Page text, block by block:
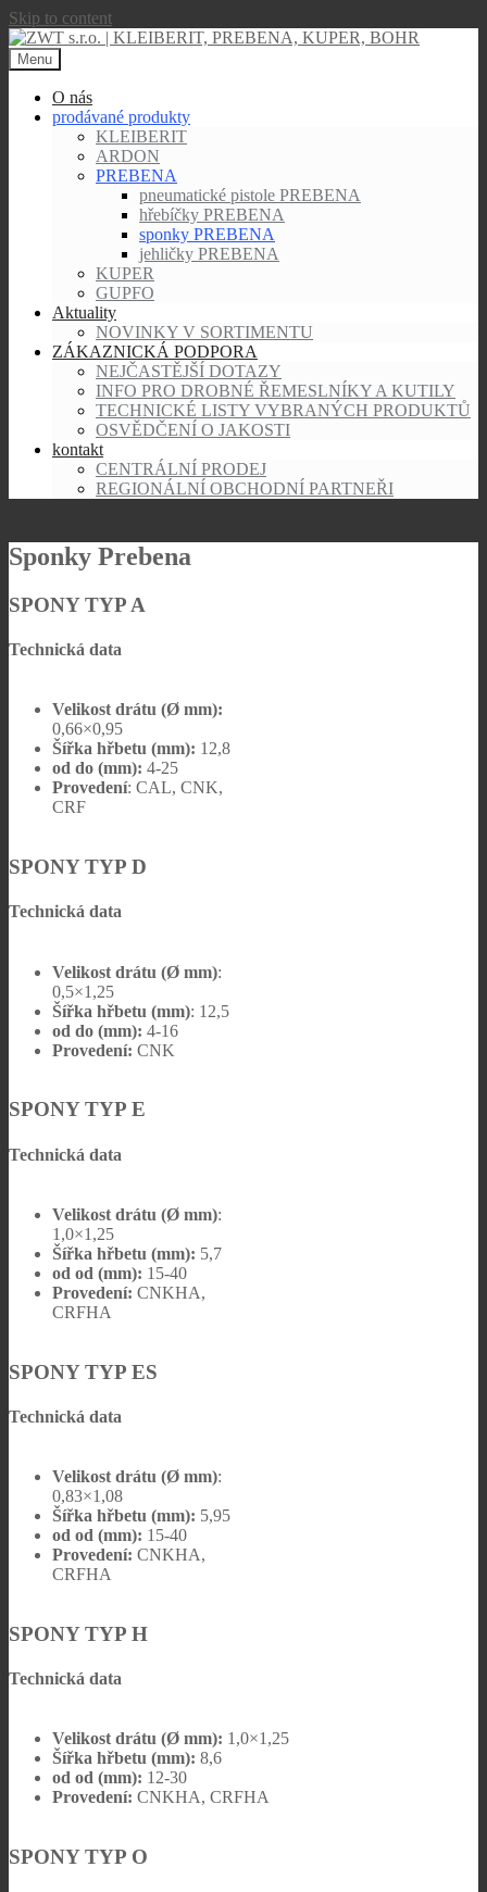
Skip to content
Menu
O nás
prodávané produkty
KLEIBERIT
ARDON
PREBENA
pneumatické pistole PREBENA
hřebíčky PREBENA
sponky PREBENA
jehličky PREBENA
KUPER
GUPFO
Aktuality
NOVINKY V SORTIMENTU
ZÁKAZNICKÁ PODPORA
NEJČASTĚJŠÍ DOTAZY
INFO PRO DROBNÉ ŘEMESLNÍKY A KUTILY
TECHNICKÉ LISTY VYBRANÝCH PRODUKTŮ
OSVĚDČENÍ O JAKOSTI
kontakt
CENTRÁLNÍ PRODEJ
REGIONÁLNÍ OBCHODNÍ PARTNEŘI
Sponky Prebena
SPONY TYP A
Technická data
Velikost drátu (Ø mm):
0,66×0,95
Šířka hřbetu (mm): 12,8
od do (mm): 4-25
Provedení: CAL, CNK,
CRF
SPONY TYP D
Technická data
Velikost drátu (Ø mm):
0,5×1,25
Šířka hřbetu (mm): 12,5
od do (mm): 4-16
Provedení: CNK
SPONY TYP E
Technická data
Velikost drátu (Ø mm):
1,0×1,25
Šířka hřbetu (mm): 5,7
od od (mm): 15-40
Provedení: CNKHA,
CRFHA
SPONY TYP ES
Technická data
Velikost drátu (Ø mm):
0,83×1,08
Šířka hřbetu (mm): 5,95
od od (mm): 15-40
Provedení: CNKHA,
CRFHA
SPONY TYP H
Technická data
Velikost drátu (Ø mm): 1,0×1,25
Šířka hřbetu (mm): 8,6
od od (mm): 12-30
Provedení: CNKHA, CRFHA
SPONY TYP O